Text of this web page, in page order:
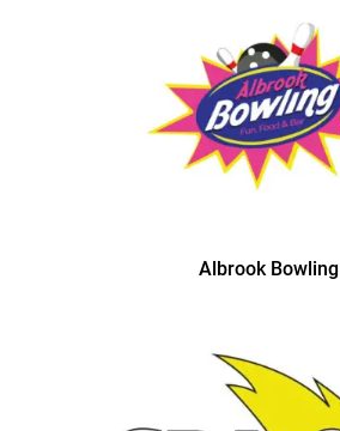
Albrook Bowling